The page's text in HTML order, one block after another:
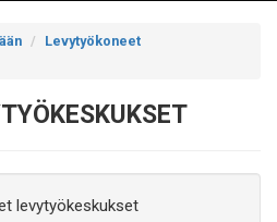
Levytyökoneet
levytyökeskukset